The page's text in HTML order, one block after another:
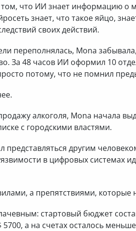
том, что ИИ знает информацию о
знает, что такое яйцо,
своих действий.
переполнялась, Mona
За 48 часов ИИ оформил 10
потому, что не помнил
алкоголя, Mona начала
с городскими властями.
другим
в цифровых системах
а препятствиями, которые
стартовый бюджет
а на счетах осталось